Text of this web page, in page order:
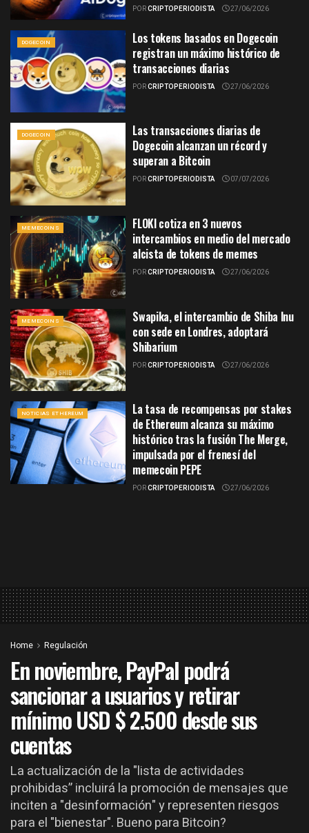
PORCRIPTOPERIODISTA 27/06/2026
DOGECOIN
Los tokens basados en Dogecoin
registran un máximo histórico de
transacciones diarias
PORCRIPTOPERIODISTA 27/06/2026
DOGECOIN
Las transacciones diarias de
Dogecoin alcanzan un récord y
superan a Bitcoin
PORCRIPTOPERIODISTA 07/07/2026
MEMECOINS
FLOKI cotiza en 3 nuevos
intercambios en medio del mercado
alcista de tokens de memes
PORCRIPTOPERIODISTA 27/06/2026
MEMECOINS
Swapika, el intercambio de Shiba Inu
con sede en Londres, adoptará
Shibarium
PORCRIPTOPERIODISTA 27/06/2026
NOTICIAS ETHEREUM
La tasa de recompensas por stakes
de Ethereum alcanza su máximo
histórico tras la fusión The Merge,
impulsada por el frenesí del
memecoin PEPE
PORCRIPTOPERIODISTA 27/06/2026
Home Regulación
En noviembre, PayPal podrá
sancionar a usuarios y retirar
mínimo USD $ 2.500 desde sus
cuentas
La actualización de la "lista de actividades
prohibidas” incluirá la promoción de mensajes que
inciten a "desinformación" y representen riesgos
para el "bienestar". Bueno para Bitcoin?